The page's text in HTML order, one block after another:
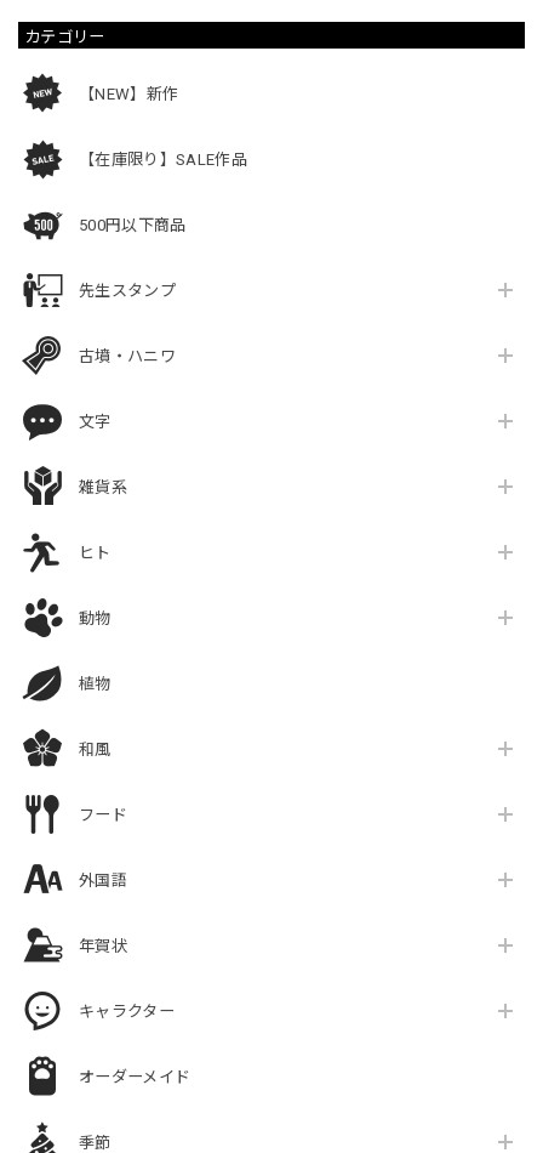
カテゴリー
【NEW】新作
【在庫限り】SALE作品
500円以下商品
先生スタンプ
古墳・ハニワ
文字
雑貨系
ヒト
動物
植物
和風
フード
外国語
年賀状
キャラクター
オーダーメイド
季節